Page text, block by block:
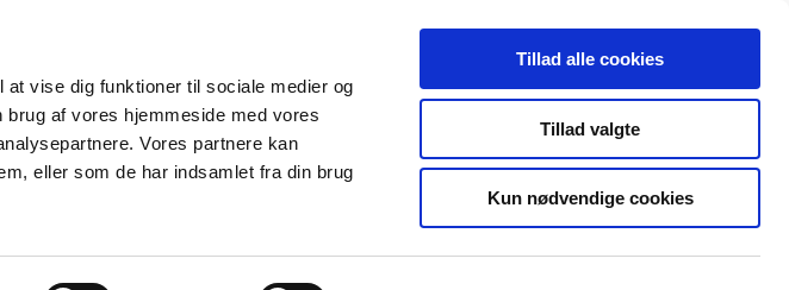
vise dig funktioner til sociale medier og
af vores hjemmeside med vores
Vores partnere kan
eller som de har indsamlet fra din brug
Tillad alle cookies
Tillad valgte
Kun nødvendige cookies
Om os Kontakt Udgivelser
Apoteker og salg af
Medicinsk
Særlige
produktområder